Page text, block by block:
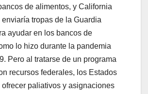
de alimentos, y California
tropas de la Guardia
ayudar en los bancos de
lo hizo durante la pandemia
Pero al tratarse de un programa
recursos federales, los Estados
paliativos y asignaciones